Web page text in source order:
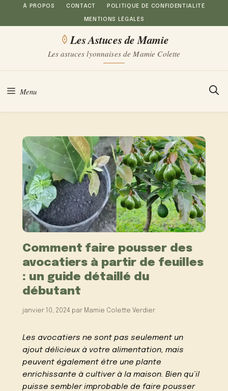
Aller
au
À PROPOS CONTACT POLITIQUE DE CONFIDENTIALITÉ
MENTIONS LÉGALES
Les Astuces de Mamie
Les astuces lyonnaises de Mamie Colette
Menu
Comment faire pousser des
avocatiers à partir de feuilles
: un guide détaillé du
débutant
janvier 10, 2024 par Mamie Colette Verdier
Les avocatiers ne sont pas seulement un
ajout délicieux à votre alimentation, mais
peuvent également être une plante
enrichissante à cultiver à la maison. Bien qu’il
puisse sembler improbable de faire pousser